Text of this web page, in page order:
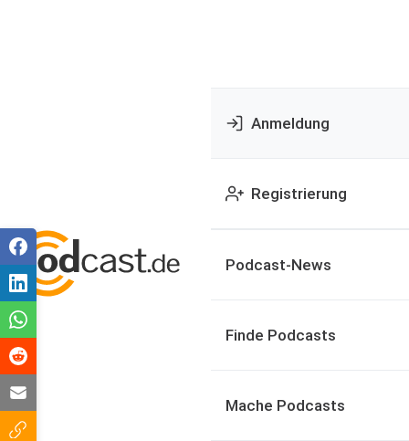
Anmeldung
Registrierung
Podcast-News
Finde Podcasts
Mache Podcasts